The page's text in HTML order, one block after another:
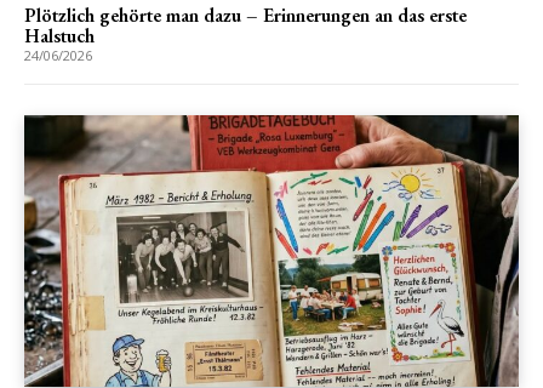
Plötzlich gehörte man dazu – Erinnerungen an das erste
Halstuch
24/06/2026